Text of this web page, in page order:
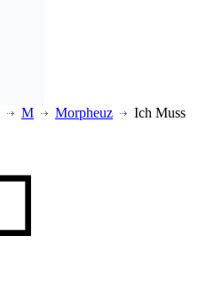
M Morpheuz
Ich Muss